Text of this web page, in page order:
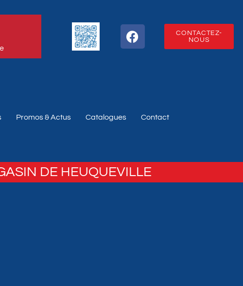
CONTACTEZ-
NOUS
Promos & Actus Catalogues Contact
DE HEUQUEVILLE